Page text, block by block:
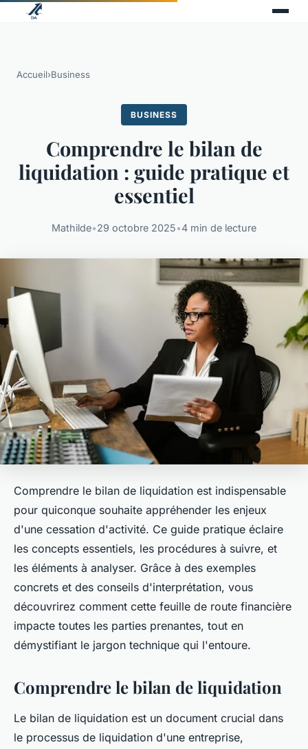
Accueil›Business
BUSINESS
Comprendre le bilan de
liquidation : guide pratique et
essentiel
Mathilde•29 octobre 2025•4 min de lecture
Comprendre le bilan de liquidation est indispensable
pour quiconque souhaite appréhender les enjeux
d'une cessation d'activité. Ce guide pratique éclaire
les concepts essentiels, les procédures à suivre, et
les éléments à analyser. Grâce à des exemples
concrets et des conseils d'interprétation, vous
découvrirez comment cette feuille de route financière
impacte toutes les parties prenantes, tout en
démystifiant le jargon technique qui l'entoure.
Comprendre le bilan de liquidation
Le bilan de liquidation est un document crucial dans
le processus de liquidation d'une entreprise,